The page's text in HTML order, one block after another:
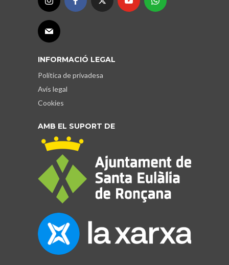
INFORMACIÓ LEGAL
Política de privadesa
Avís legal
Cookies
AMB EL SUPORT DE